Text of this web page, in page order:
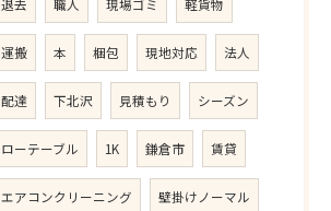
退去 職人 現場ゴミ 軽貨物
運搬 本 梱包 現地対応 法人
配達 下北沢 見積もり シーズン
ローテーブル 1K 鎌倉市 賃貸
エアコンクリーニング 壁掛けノーマル